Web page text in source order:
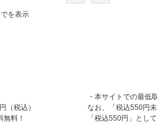
を表示
（税込）
料！
・本サイトでの最低
なお、「税込550円
「税込550円」とし